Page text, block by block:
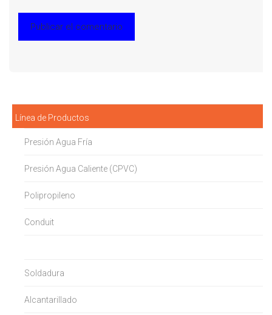
Línea de Productos
Presión Agua Fría
Presión Agua Caliente (CPVC)
Polipropileno
Conduit
Soldadura
Alcantarillado